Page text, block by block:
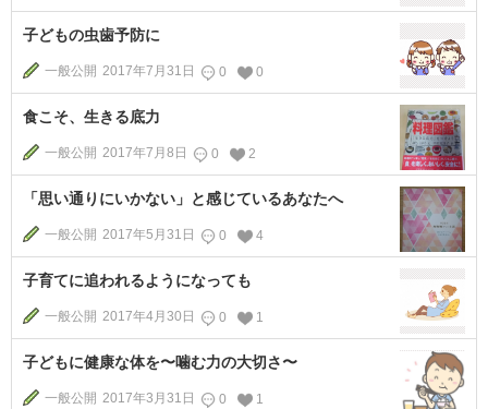
子どもの虫歯予防に
一般公開 2017年7月31日 0 0
食こそ、生きる底力
一般公開 2017年7月8日 0 2
「思い通りにいかない」と感じているあなたへ
一般公開 2017年5月31日 0 4
子育てに追われるようになっても
一般公開 2017年4月30日 0 1
子どもに健康な体を〜噛む力の大切さ〜
一般公開 2017年3月31日 0 1